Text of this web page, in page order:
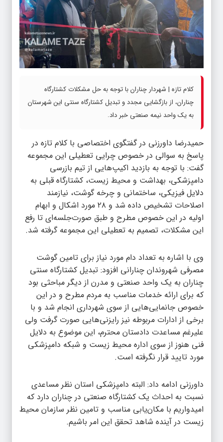
کلام تازه | شهردار چناران با توجه به حل مشکلات کشتارگاه
چناران، از بازگشایی مجدد و تبدیل کشتارگاه سنتی این شهرستان
به یک واحد نیمه صنعتی خبر داد.
حمیدرضا داورزنی در گفتگوی اختصاصی با کلام تازه در
پاسخ به سوالی در خصوص چرایی تعطیلی این مجموعه
گفت: با توجه به بازدید اکیپ‌هایی از تیم بازرسی
دامپزشکی، بهداشت و محیط زیست، کشتارگاه قبلی به
دلایل فیزیکی، ساختمانی و چرخه گوشت، نیازمند
اصلاحات تشخیص داده شد و ۲۸ مورد اشکال و ابهام
اولیه در این خصوص مطرح و طبق صورت‌جلسه‌ای تا رفع
این مشکلات، تصمیم به تعطیلی این مجموعه گرفته شد.
وی با اشاره به تعداد دام مورد نیاز برای تامین گوشت
مصرفی شهروندان چنارانی افزود: تبدیل کشتارگاه سنتی
چناران به یک واحد صنعتی و مدرن از دیگر مباحثی بود
که برای ارائه خدمات مناسب به مردم مطرح و در این
خصوص جانمایی‌هایی از سوی شهرداری انجام شد و با
برخی از ادارات مربوطه نیز رایزنی‌هایی صورت گرفت ولی
علیرغم مساعدت دادستان محترم، این موضوع به دلایل
فنی هنوز از سوی اداره محیط زیست و شبکه دامپزشکی
مورد تایید قرار نگرفته است.
داورزنی ادامه داد: البته دامپزشکی استان نظر مساعدی
نسبت به احداث یک کشتارگاه صنعتی در چناران دارد که
امیدواریم با مکان‌یابی مناسب و تامین نظر سازمان محیط
زیست در آینده شاهد تحقق این امر باشیم.